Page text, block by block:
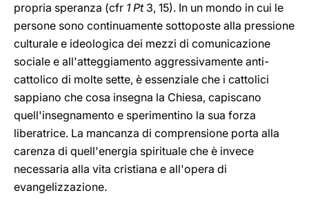
propria speranza (cfr 1 Pt 3, 15). In un mondo in cui le
persone sono continuamente sottoposte alla pressione
culturale e ideologica dei mezzi di comunicazione
sociale e all'atteggiamento aggressivamente anti-
cattolico di molte sette, è essenziale che i cattolici
sappiano che cosa insegna la Chiesa, capiscano
quell'insegnamento e sperimentino la sua forza
liberatrice. La mancanza di comprensione porta alla
carenza di quell'energia spirituale che è invece
necessaria alla vita cristiana e all'opera di
evangelizzazione.